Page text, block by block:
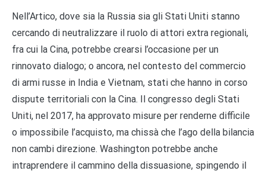
Nell’Artico, dove sia la Russia sia gli Stati Uniti stanno
cercando di neutralizzare il ruolo di attori extra regionali,
fra cui la Cina, potrebbe crearsi l’occasione per un
rinnovato dialogo; o ancora, nel contesto del commercio
di armi russe in India e Vietnam, stati che hanno in corso
dispute territoriali con la Cina. Il congresso degli Stati
Uniti, nel 2017, ha approvato misure per renderne difficile
o impossibile l’acquisto, ma chissà che l’ago della bilancia
non cambi direzione. Washington potrebbe anche
intraprendere il cammino della dissuasione, spingendo il